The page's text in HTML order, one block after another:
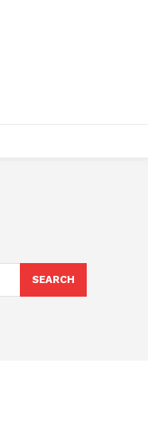
SEARCH